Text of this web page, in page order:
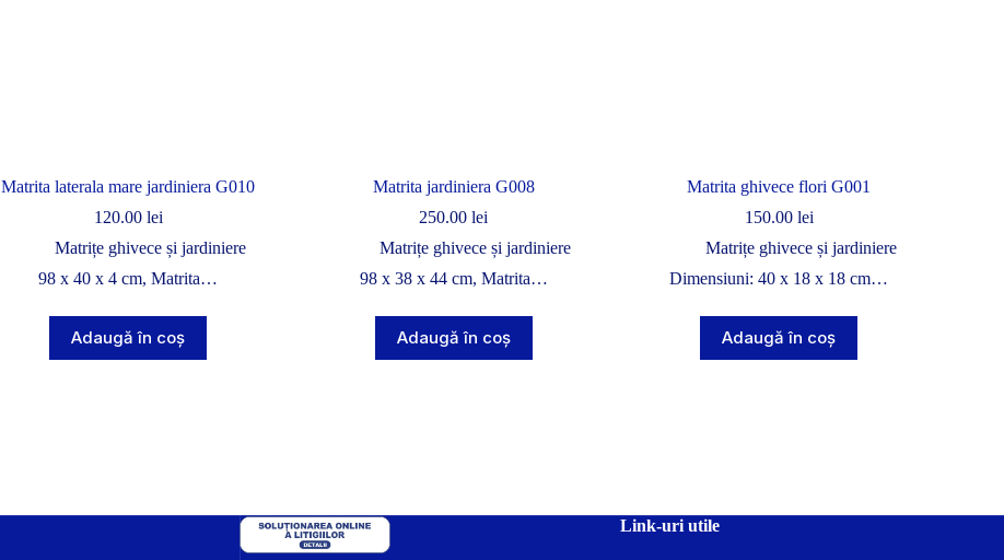
Matrita laterala mare jardiniera G010
120.00 lei
Matrițe ghivece și jardiniere
98 x 40 x 4 cm, Matrita…
Adaugă în coș
Matrita jardiniera G008
250.00lei
Matrițe ghivece și jardiniere
98 x 38 x 44 cm, Matrita…
Adaugă în coș
Matrita ghivece flori G001
150.00 lei
Matrițe ghivece și jardiniere
Dimensiuni: 40 x 18 x 18 cm…
Adaugă în coș
Link-uri utile